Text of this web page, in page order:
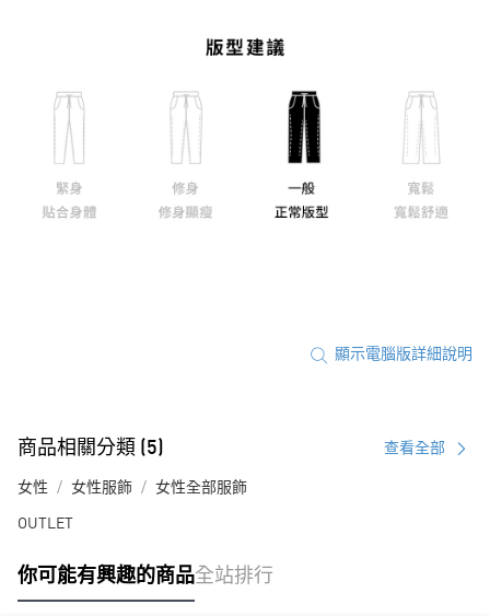
顯示電腦版詳細說明
商品相關分類 (5) 查看全部
女性 女性服飾 女性全部服飾
OUTLET
你可能有興趣的商品全站排行